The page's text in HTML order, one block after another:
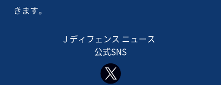
きます。
J ディフェンス ニュース
公式SNS